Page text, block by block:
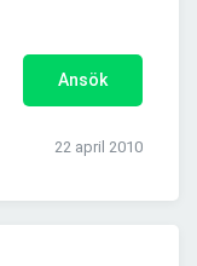
Ansök
22 april 2010